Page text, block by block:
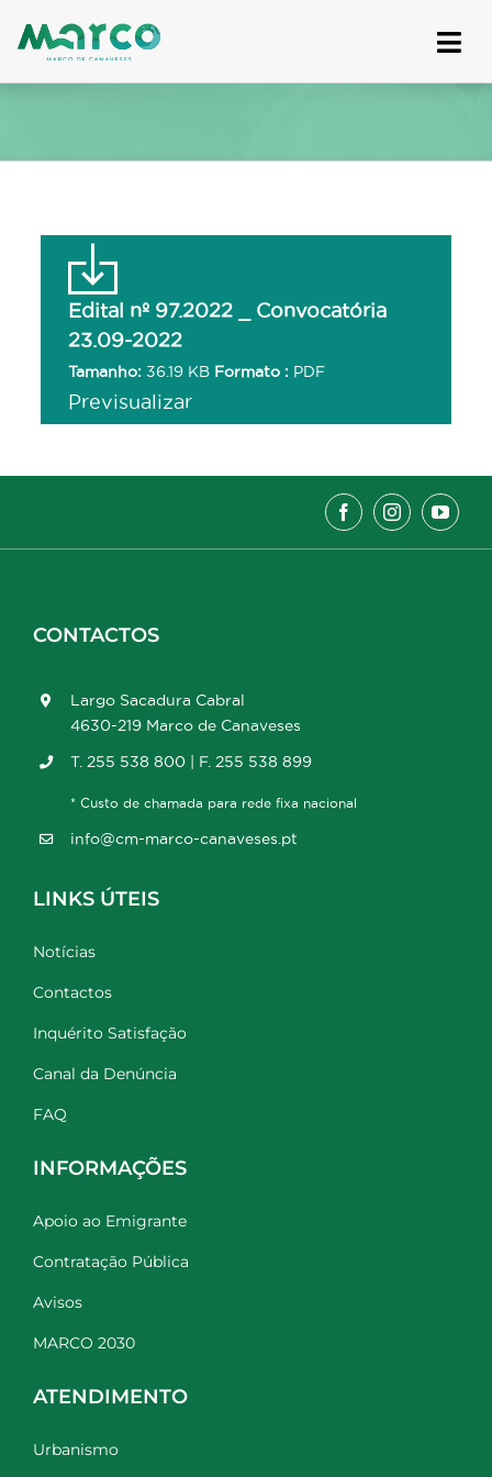
to
Edital nº 97.2022 _ Convocatória
23.09-2022
Tamanho: 36.19 KB Formato : PDF
Previsualizar
CONTACTOS
Largo Sacadura Cabral
4630-219 Marco de Canaveses
T. 255 538 800 | F. 255 538 899
* Custo de chamada para rede fixa nacional
info@cm-marco-canaveses.pt
LINKS ÚTEIS
Notícias
Contactos
Inquérito Satisfação
Canal da Denúncia
FAQ
INFORMAÇÕES
Apoio ao Emigrante
Contratação Pública
Avisos
MARCO 2030
ATENDIMENTO
Urbanismo